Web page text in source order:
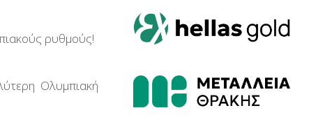
ρυθμούς!
Ολυμπιακή